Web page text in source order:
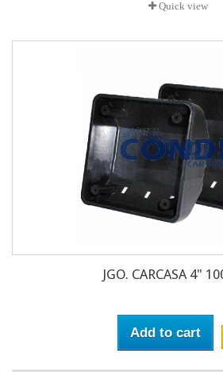
Quick view
JGO. CARCASA 4"
Add to cart